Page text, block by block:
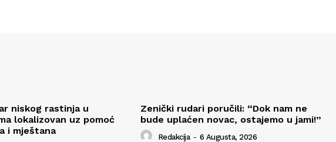
niskog rastinja u
lokalizovan uz pomoć
i mještana
Zenički rudari poručili: “Dok nam ne
bude uplaćen novac, ostajemo u jami!”
Redakcija - 6 Augusta, 2026